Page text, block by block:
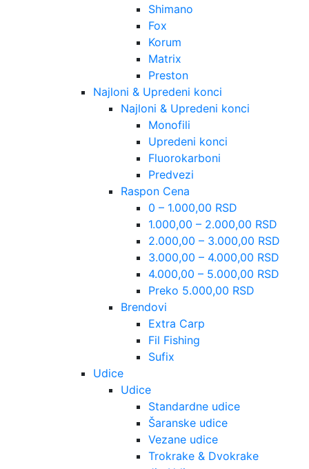
Shimano
Fox
Korum
Matrix
Preston
Najloni & Upredeni konci
Najloni & Upredeni konci
Monofili
Upredeni konci
Fluorokarboni
Predvezi
Raspon Cena
0 – 1.000,00 RSD
1.000,00 – 2.000,00 RSD
2.000,00 – 3.000,00 RSD
3.000,00 – 4.000,00 RSD
4.000,00 – 5.000,00 RSD
Preko 5.000,00 RSD
Brendovi
Extra Carp
Fil Fishing
Sufix
Udice
Udice
Standardne udice
Šaranske udice
Vezane udice
Trokrake & Dvokrake